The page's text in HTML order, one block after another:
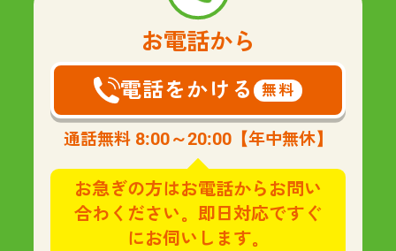
お電話から
電話をかける 無料
通話無料 8:00～20:00 【年中無休】
お急ぎの方はお電話からお問い
合わください。即日対応ですぐ
にお伺いします。